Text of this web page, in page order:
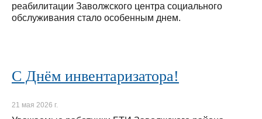
реабилитации Заволжского центра социального
обслуживания стало особенным днем.
С Днём инвентаризатора!
21 мая 2026 г.